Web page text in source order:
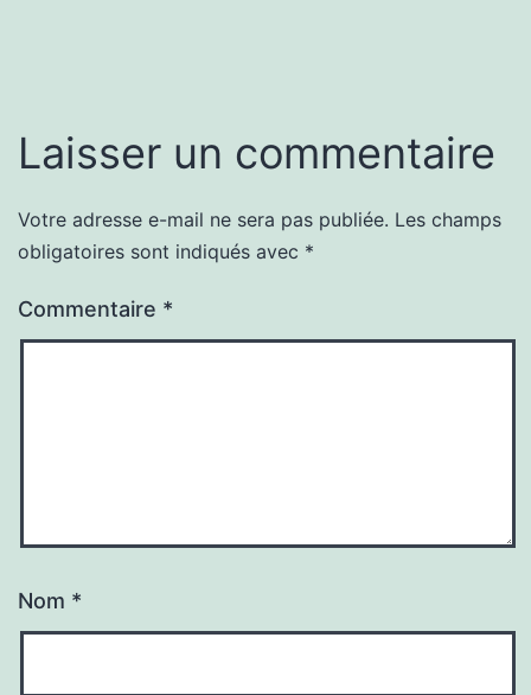
Laisser un commentaire
Votre adresse e-mail ne sera pas publiée. Les champs
obligatoires sont indiqués avec *
Commentaire *
Nom *